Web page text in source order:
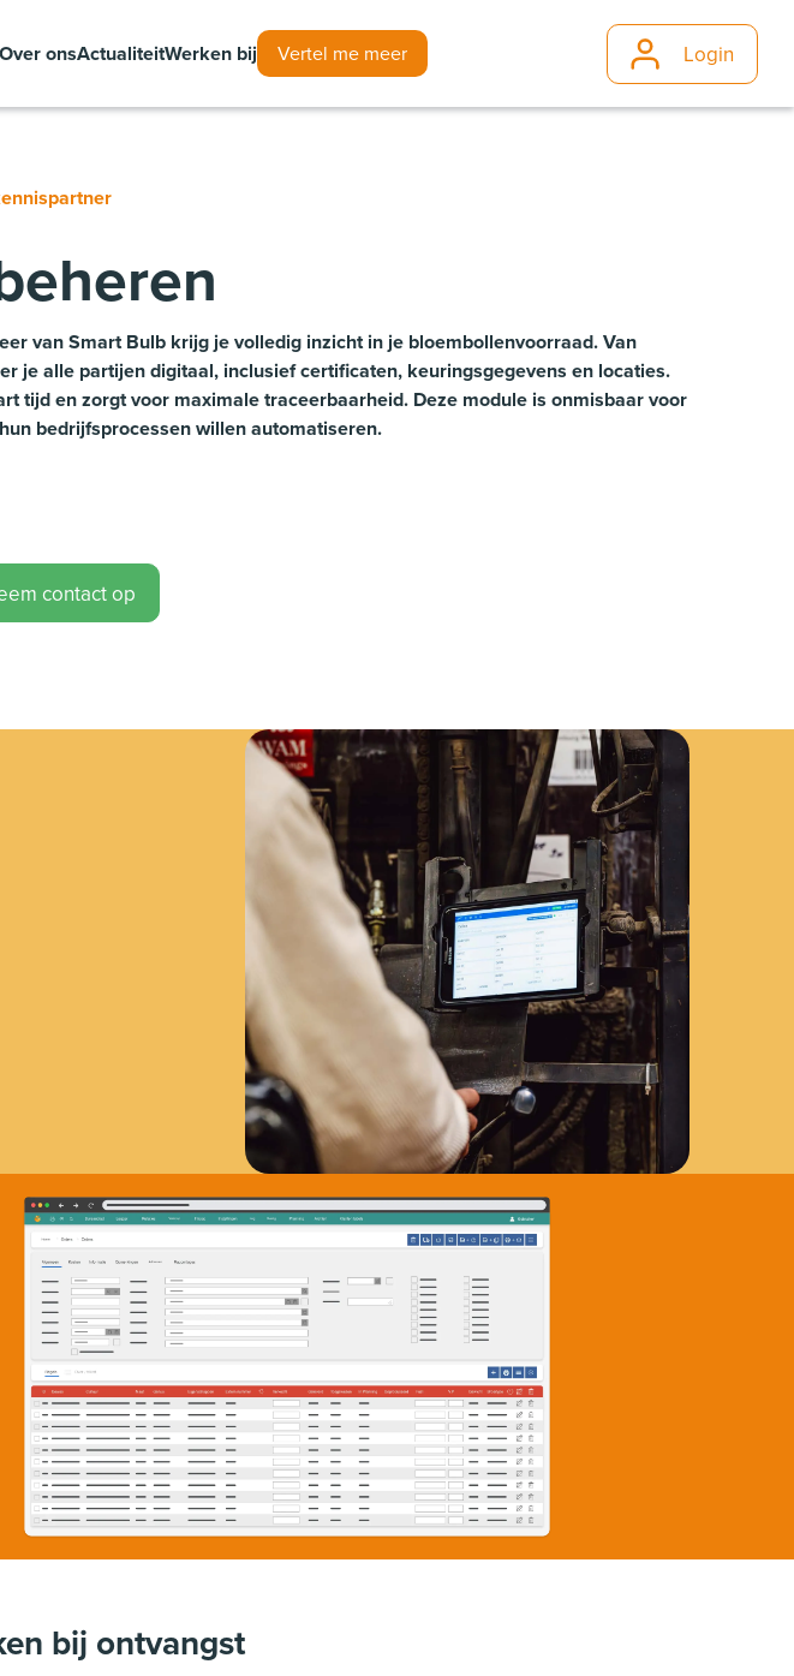
Over onsActualiteitWerken bij Vertel me meer Login
van Smart Bulb krijg je volledig inzicht in je bloembollenvoorraad. Van
je alle partijen digitaal, inclusief certificaten, keuringsgegevens en locaties.
tijd en zorgt voor maximale traceerbaarheid. Deze module is onmisbaar voor
bedrijfsprocessen willen automatiseren.
contact op
bij ontvangst